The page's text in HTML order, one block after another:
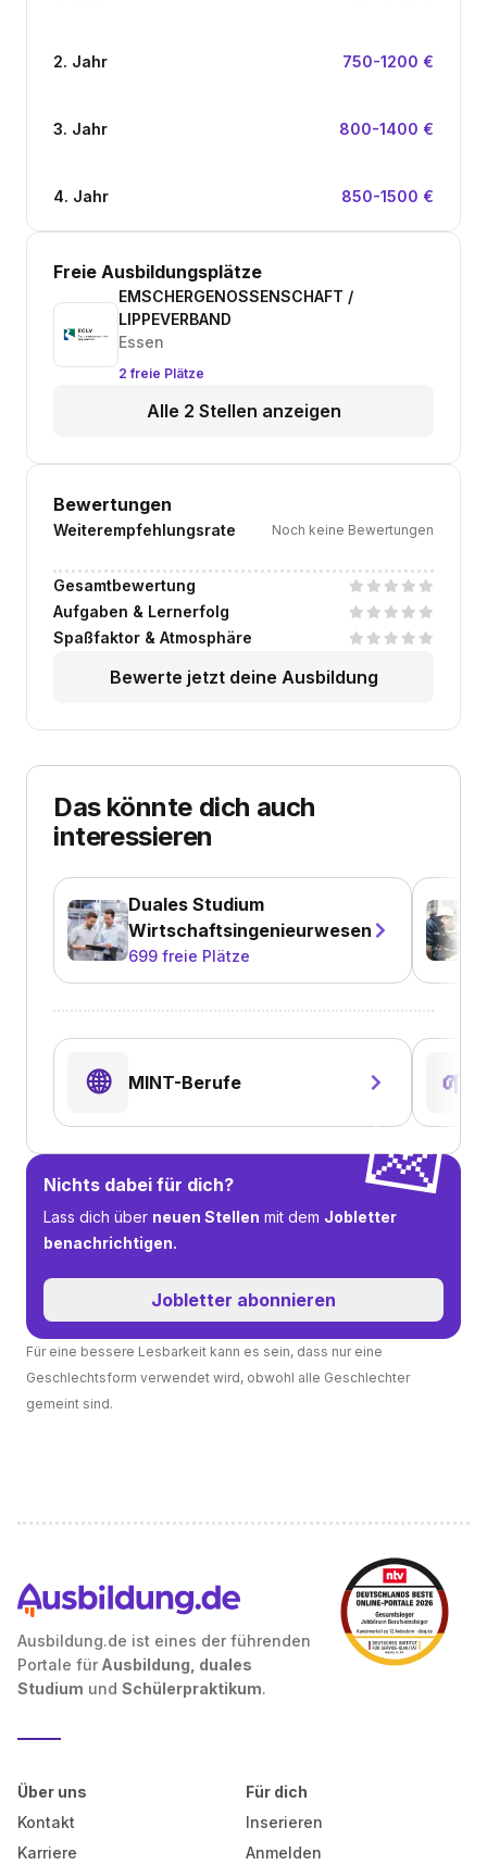
2. Jahr 750-1200 €
3. Jahr 800-1400 €
4. Jahr 850-1500 €
Freie Ausbildungsplätze
EMSCHERGENOSSENSCHAFT /
LIPPEVERBAND
Essen
2 freie Plätze
Alle 2 Stellen anzeigen
Bewertungen
Weiterempfehlungsrate Noch keine Bewertungen
Gesamtbewertung
Aufgaben & Lernerfolg
Spaßfaktor & Atmosphäre
Bewerte jetzt deine Ausbildung
Das könnte dich auch
interessieren
Duales Studium
Wirtschaftsingenieurwesen
699 freie Plätze
🌐 MINT-Berufe 🌱
💌
Nichts dabei für dich?
Lass dich über neuen Stellen mit dem Jobletter
benachrichtigen.
Jobletter abonnieren
Für eine bessere Lesbarkeit kann es sein, dass nur eine
Geschlechtsform verwendet wird, obwohl alle Geschlechter
gemeint sind.
Ausbildung.de ist eines der führenden
Portale für Ausbildung, duales
Studium und Schülerpraktikum.
Über uns
Kontakt
Karriere
Für dich
Inserieren
Anmelden